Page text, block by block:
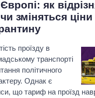
як
зміняться ціни
проїзду в
транспорті
політичного
Однак є
що тариф на проїзд